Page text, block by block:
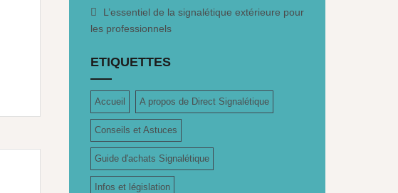
L’essentiel de la signalétique extérieure pour
les professionnels
ETIQUETTES
Accueil A propos de Direct Signalétique
Conseils et Astuces
Guide d'achats Signalétique
Infos et législation